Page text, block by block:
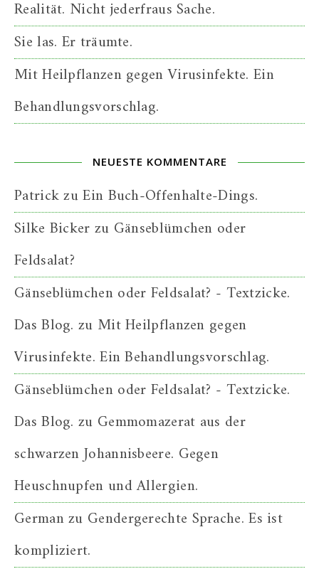
Realität. Nicht jederfraus Sache.
Sie las. Er träumte.
Mit Heilpflanzen gegen Virusinfekte. Ein
Behandlungsvorschlag.
NEUESTE KOMMENTARE
PatrickzuEin Buch-Offenhalte-Dings.
Silke Bickerzu Gänseblümchen oder
Feldsalat?
Gänseblümchen oder Feldsalat? - Textzicke.
Das Blog. zu Mit Heilpflanzen gegen
Virusinfekte. Ein Behandlungsvorschlag.
Gänseblümchen oder Feldsalat? - Textzicke.
Das Blog. zu Gemmomazerat aus der
schwarzen Johannisbeere. Gegen
Heuschnupfen und Allergien.
Germanzu Gendergerechte Sprache. Es ist
kompliziert.